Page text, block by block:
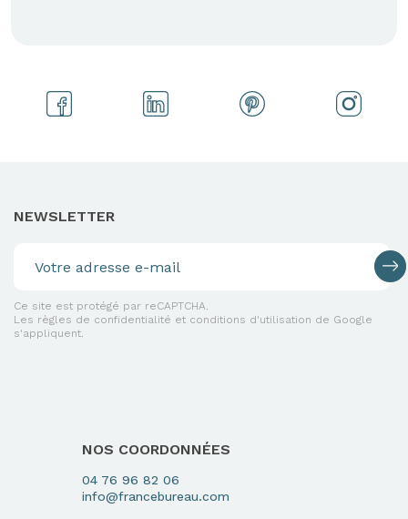
NEWSLETTER
Ce site est protégé par reCAPTCHA.
Les règles de confidentialité et conditions d'utilisation de Google
s'appliquent.
NOS COORDONNÉES
04 76 96 82 06
info@francebureau.com